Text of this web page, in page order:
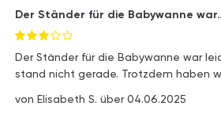
Der Ständer für die Babywanne
Der Ständer für die Babywanne war
stand nicht gerade. Trotzdem haben
von Elisabeth S. über04.06.2025